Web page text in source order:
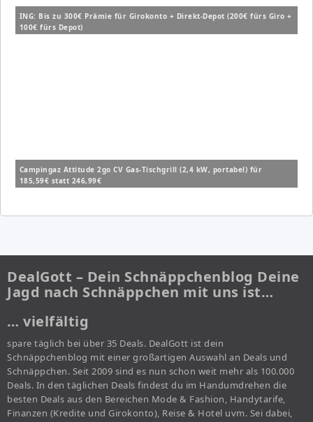
ING: Bis zu 300€ Prämie für Girokonto + Direkt-Depot (200€ fürs Giro +
100€ fürs Depot)
Campingaz Attitude 2go CV Gas-Tischgrill (2,4 kW, portabel) für
185,59€ statt 246,99€
DealGott – Dein Schnäppchenblog Deine
Jagd nach Schnäppchen mit uns ist…
… vielfältig
spare täglich bei über 35 Deals. DealGott ist dein
Schnäppchenblog mit einer großartigen Auswahl an Deals und
Schnäppchen. Seit 2009 sind es nun schon weit mehr als 100.000
Deals. In den täglichen Deals findest du im Handumdrehen die
besten Deals aus den Bereichen Mode & Fashion, Handytarife,
Finanzen (Kredite und Girokonto), Reise & Hotel uvm. Sei dabei,